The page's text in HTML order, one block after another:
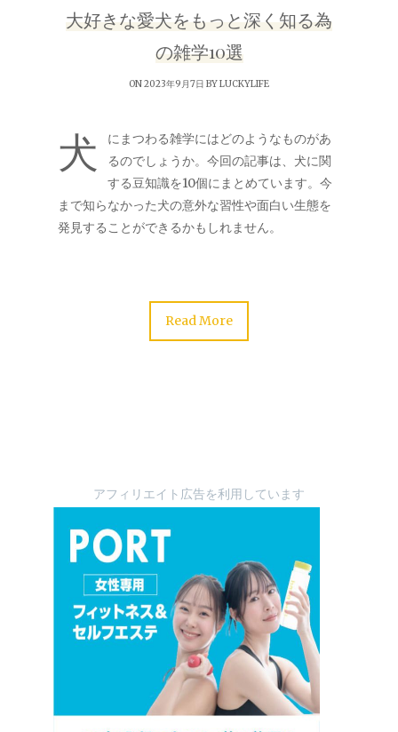
大好きな愛犬をもっと深く知る為
の雑学10選
ON 2023年9月7日 BYLUCKYLIFE
犬
にまつわる雑学にはどのようなものがあ
るのでしょうか。今回の記事は、犬に関
する豆知識を10個にまとめています。今
まで知らなかった犬の意外な習性や面白い生態を
発見することができるかもしれません。
Read More
アフィリエイト広告を利用しています